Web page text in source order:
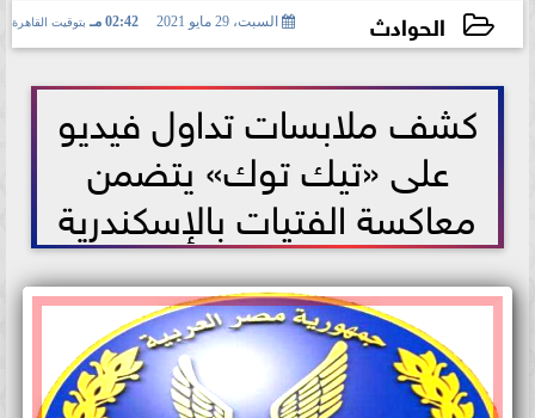
الحوادث السبت، 29 مايو 2021 02:42 مـ بتوقيت القاهرة
كشف ملابسات تداول فيديو
على «تيك توك» يتضمن
معاكسة الفتيات بالإسكندرية